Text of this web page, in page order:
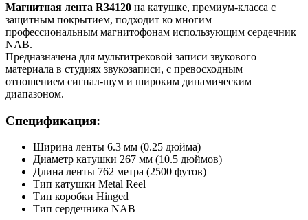
Магнитная лента R34120 на катушке, премиум-класса с
защитным покрытием, подходит ко многим
профессиональным магнитофонам использующим сердечник
NAB.
Предназначена для мультитрековой записи звукового
материала в студиях звукозаписи, с превосходным
отношением сигнал-шум и широким динамическим
диапазоном.
Спецификация:
Ширина ленты 6.3 мм (0.25 дюйма)
Диаметр катушки 267 мм (10.5 дюймов)
Длина ленты 762 метра (2500 футов)
Тип катушки Metal Reel
Тип коробки Hinged
Тип сердечника NAB